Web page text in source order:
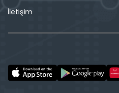
İletişim